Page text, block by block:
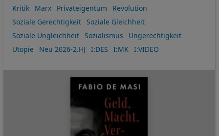
Kritik
Marx Privateigentum
Revolution
Soziale Gerechtigkeit
Soziale Gleichheit
Soziale Ungleichheit
Sozialismus
Ungerechtigkeit
Utopie
Neu 2026-2.HJ I:DES I:MK I:VIDEO